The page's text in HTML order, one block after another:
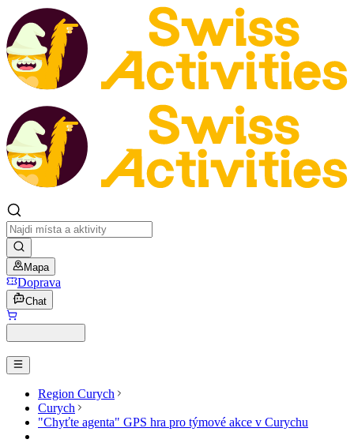
Mapa
Doprava
Chat
Region Curych
Curych
"Chyťte agenta" GPS hra pro týmové akce v Curychu